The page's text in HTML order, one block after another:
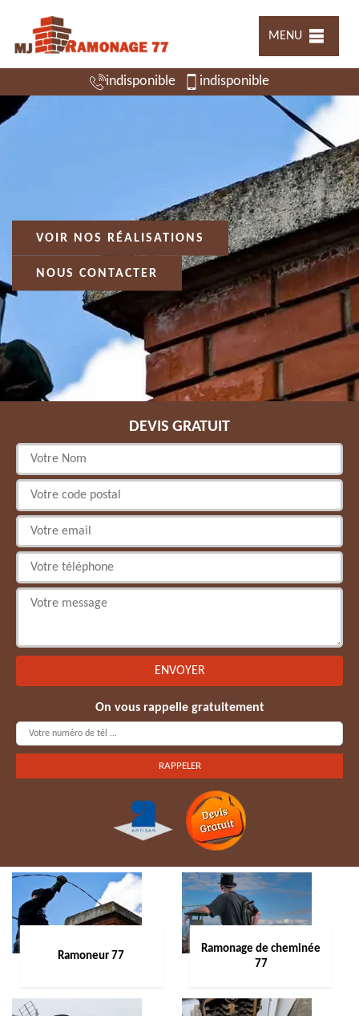
MENU
indisponible indisponible
VOIR NOS RÉALISATIONS
NOUS CONTACTER
DEVIS GRATUIT
On vous rappelle gratuitement
Ramoneur 77
Ramonage de cheminée
77